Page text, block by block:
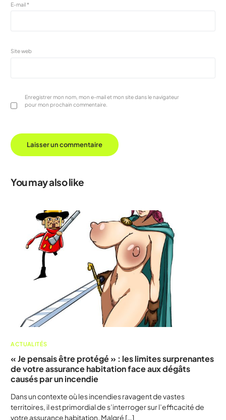
E-mail*
Site web
Enregistrer mon nom, mon e-mail et mon site dans le navigateur
pour mon prochain commentaire.
You may also like
ACTUALITÉS
« Je pensais être protégé » : les limites surprenantes
de votre assurance habitation face aux dégâts
causés par un incendie
Dans un contexte où les incendies ravagent de vastes
territoires, il est primordial de s’interroger sur l’efficacité de
votre assurance habitation. Malgré […]